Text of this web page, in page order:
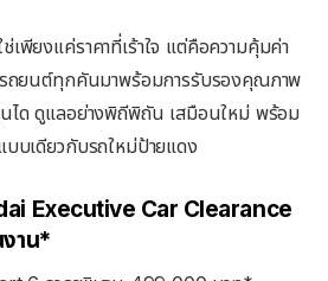
เพียงแค่ราคาที่เร้าใจ แต่คือความคุ้มค่า
รถยนต์ทุกคันมาพร้อมการรับรองคุณภาพ
ได ดูแลอย่างพิถีพิถัน เสมือนใหม่ พร้อม
บบเดียวกับรถใหม่ป้ายแดง
Executive Car Clearance
งาน*